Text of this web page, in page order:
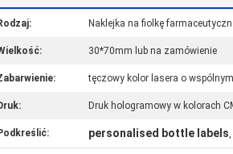
Naklejka na fiolkę
30*70mm lub na zamówienie
tęczowy kolor lasera o
Druk hologramowy w kolorach
personalised bottle labels,